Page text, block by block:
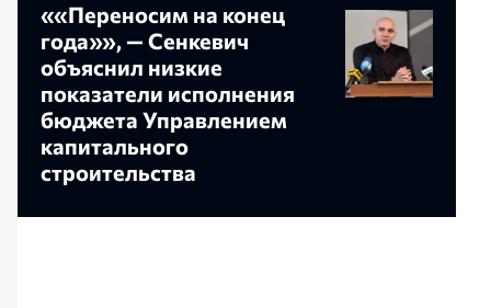
««Переносим на конец
года»», — Сенкевич
объяснил низкие
показатели исполнения
бюджета Управлением
капитального
строительства